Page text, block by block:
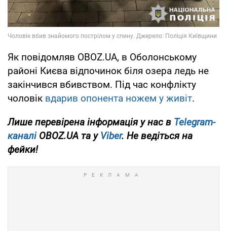
Як повідомляв OBOZ.UA, в Оболонському
районі Києва відпочинок біля озера ледь не
закінчився вбивством. Під час конфлікту
чоловік вдарив опонента ножем у живіт.
Лише перевірена інформація у нас в Telegram-
каналіOBOZ.UA та уViber. Не ведіться на
фейки!